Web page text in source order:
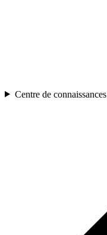
Centre de connaissances